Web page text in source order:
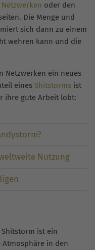
oder den
Die Menge und
sich dann zu einem
wehren kann und die
Netzwerken ein neues
eines Shitstorms ist
ihre gute Arbeit lobt:
Nutzung
Shitstorm ist ein
in den